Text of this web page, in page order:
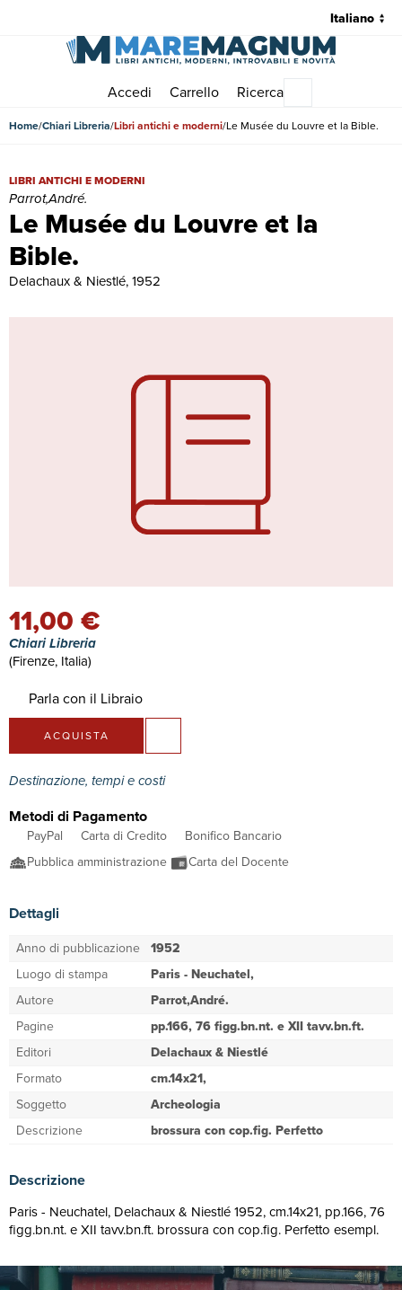
Accedi Carrello Ricerca
Home Chiari Libreria Libri antichi e moderni Le Musée du Louvre et la Bible.
Le Musée du Louvre et la
Bible.
Le Musée du Louvre et la Bible. | Libri antichi e moderni |
LIBRI ANTICHI E MODERNI
Parrot,André.
Delachaux & Niestlé, 1952
11,00 €
Chiari Libreria
(Firenze, Italia)
Parla con il Libraio
ACQUISTA
Destinazione, tempi e costi
Metodi di Pagamento
PayPal Carta di Credito
Bonifico Bancario
Pubblica amministrazione
Carta del Docente
Dettagli
Anno di pubblicazione 1952
Luogo di stampa
Paris - Neuchatel,
Autore
Parrot,André.
Pagine
pp.166, 76 figg.bn.nt. e XII tavv.bn.ft.
Editori
Delachaux & Niestlé
Formato
cm.14x21,
Soggetto
Archeologia
Descrizione
brossura con cop.fig. Perfetto
Descrizione
Paris - Neuchatel, Delachaux & Niestlé 1952, cm.14x21, pp.166, 76
figg.bn.nt. e XII tavv.bn.ft. brossura con cop.fig. Perfetto esempl.